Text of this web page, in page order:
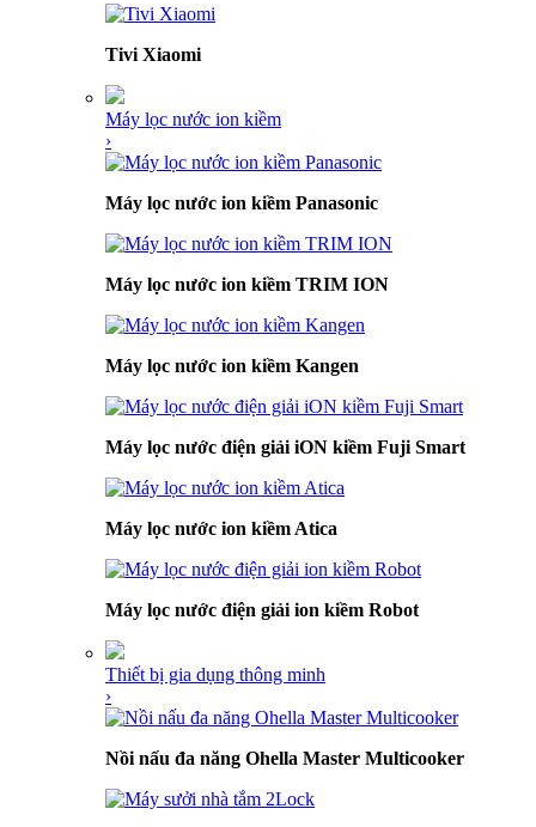
Tivi Xiaomi
Máy lọc nước ion kiềm
›
Máy lọc nước ion kiềm Panasonic
Máy lọc nước ion kiềm TRIM ION
Máy lọc nước ion kiềm Kangen
Máy lọc nước điện giải iON kiềm Fuji Smart
Máy lọc nước ion kiềm Atica
Máy lọc nước điện giải ion kiềm Robot
Thiết bị gia dụng thông minh
›
Nồi nấu đa năng Ohella Master Multicooker